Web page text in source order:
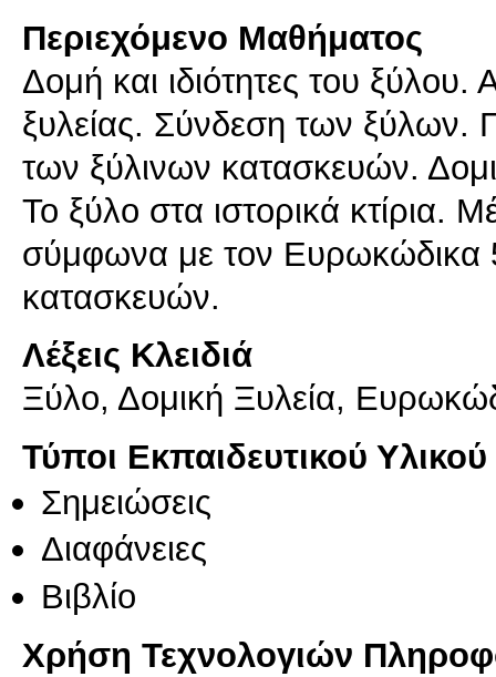
Περιεχόμενο Μαθήματος
Δομή και ιδιότητες του ξύλου.
ξυλείας. Σύνδεση των ξύλων.
των ξύλινων κατασκευών.
Το ξύλο στα ιστορικά κτίρια.
σύμφωνα με τον Ευρωκώδικα
κατασκευών.
Λέξεις Κλειδιά
Ξύλο, Δομική Ξυλεία,
Τύποι Εκπαιδευτικού Υλικού
Σημειώσεις
Διαφάνειες
Βιβλίο
Χρήση Τεχνολογιών